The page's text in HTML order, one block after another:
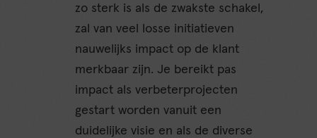
zo sterk is als de zwakste schakel,
zal van veel losse initiatieven
nauwelijks impact op de klant
merkbaar zijn. Je bereikt pas
impact als verbeterprojecten
gestart worden vanuit een
duidelijke visie en als de diverse